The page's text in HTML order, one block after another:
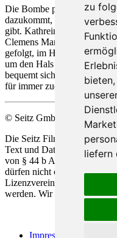
zu
bieten,
liefern
Die Bombe platzt in der
dazukommt, wie Clemens
gibt. Kathreins
Clemens Manager,
gefolgt, im Hotel aufkreuzt
um den Hals fällt. Erst nach
bequemt sich Fortuna dazu,
für immer zueinander finden
© Seitz GmbH
Die Seitz Film Produktion
Text und Data Mining, alsio
von § 44 b Abs.1 und 2
dürfen nicht ohne unsere
Lizenzvereinbarung für die
werden. Wir behalten uns
Impressum